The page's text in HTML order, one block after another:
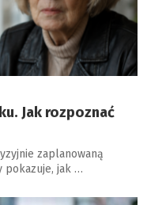
Jak rozpoznać
zaplanowaną
pokazuje, jak …